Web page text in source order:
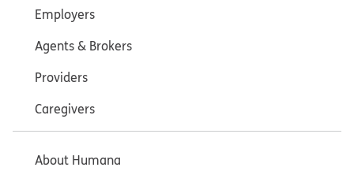
Employers
Agents & Brokers
Providers
Caregivers
About Humana